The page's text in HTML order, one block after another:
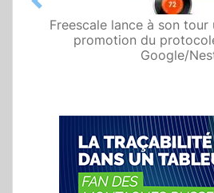
Freescale lance à son
promotion du
Google/
Previous